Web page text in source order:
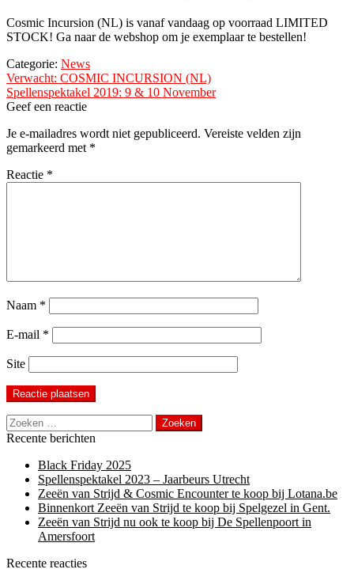
Cosmic Incursion (NL) is vanaf vandaag op voorraad LIMITED
STOCK! Ga naar de webshop om je exemplaar te bestellen!
Categorie: News
Bericht
navigatie
Vorig
bericht:
Verwacht: COSMIC INCURSION (NL)
Volgend
bericht:
Spellenspektakel 2019: 9 & 10 November
Geef een reactie
Je e-mailadres wordt niet gepubliceerd. Vereiste velden zijn
gemarkeerd met *
Reactie *
Naam *
E-mail *
Site
Zoeken
naar:
Recente berichten
Black Friday 2025
Spellenspektakel 2023 – Jaarbeurs Utrecht
Zeeën van Strijd & Cosmic Encounter te koop bij Lotana.be
Binnenkort Zeeën van Strijd te koop bij Spelgezel in Gent.
Zeeën van Strijd nu ook te koop bij De Spellenpoort in
Amersfoort
Recente reacties